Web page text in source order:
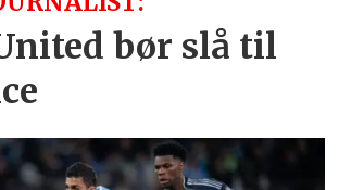
bør slå til